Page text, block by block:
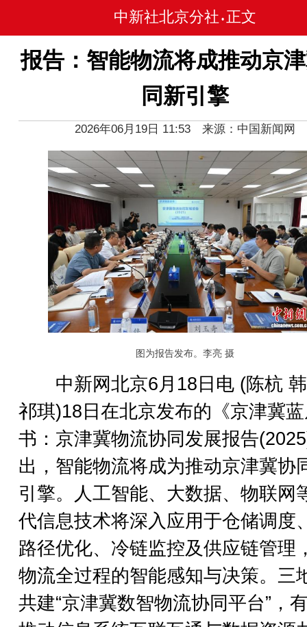
中新社北京分社 • 正文
报告：智能物流将成推动京
同新引擎
2026年06月19日 11:53 来源：中国新闻网
图为报告发布。李亮 摄
中新网北京6月18日电 (陈杭
祁琪)18日在北京发布的《京津冀
书：京津冀物流协同发展报告
出，智能物流将成为推动京津冀协
引擎。人工智能、大数据、物联网
代信息技术将深入应用于仓储调度
路径优化、冷链监控及供应链管理
物流全过程的智能感知与决策。三
共建“京津冀数智物流协同平台”，